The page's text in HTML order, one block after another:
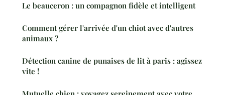
Le beauceron : un compagnon fidèle et intelligent
Comment gérer l'arrivée d'un chiot avec d'autres
animaux ?
Détection canine de punaises de lit à paris : agissez
vite !